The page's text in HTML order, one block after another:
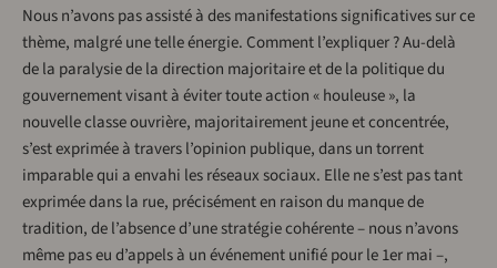
Nous n’avons pas assisté à des manifestations significatives sur ce
thème, malgré une telle énergie. Comment l’expliquer ? Au-delà
de la paralysie de la direction majoritaire et de la politique du
gouvernement visant à éviter toute action « houleuse », la
nouvelle classe ouvrière, majoritairement jeune et concentrée,
s’est exprimée à travers l’opinion publique, dans un torrent
imparable qui a envahi les réseaux sociaux. Elle ne s’est pas tant
exprimée dans la rue, précisément en raison du manque de
tradition, de l’absence d’une stratégie cohérente – nous n’avons
même pas eu d’appels à un événement unifié pour le 1er mai –,